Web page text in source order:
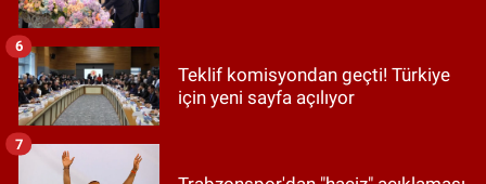
Teklif komisyondan geçti! Türkiye
için yeni sayfa açılıyor
6
7